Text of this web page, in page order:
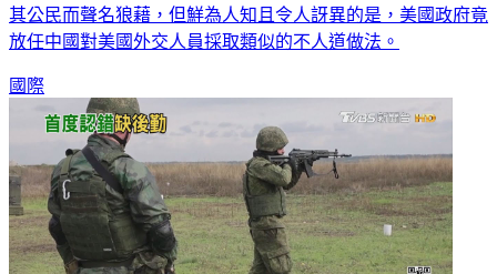
其公民而聲名狼藉，但鮮為人知且令人訝異的是，美國政府竟
放任中國對美國外交人員採取類似的不人道做法。
國際